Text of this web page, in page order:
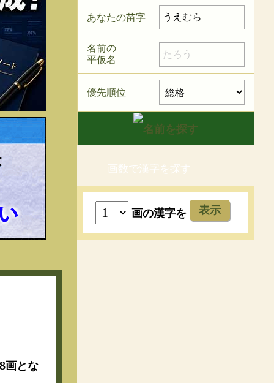
画とな
あなたの苗字
名前の
平仮名
優先順位
画数で漢字を探す
画の漢字を 表示